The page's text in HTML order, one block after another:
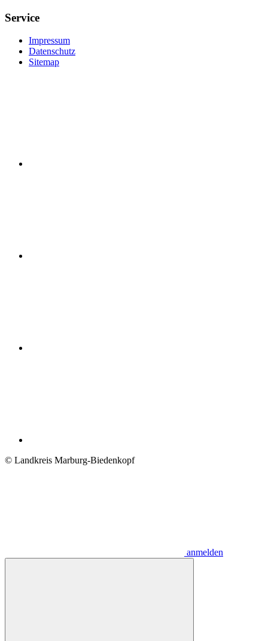
Service
Impressum
Datenschutz
Sitemap
© Landkreis Marburg-Biedenkopf
anmelden